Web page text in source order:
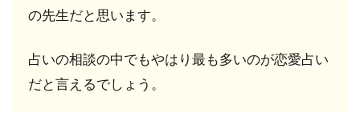
8.5
視鑑
定
師！
の先生だと思います。
占いの相談の中でもやはり最も多いのが恋愛占い
だと言えるでしょう。